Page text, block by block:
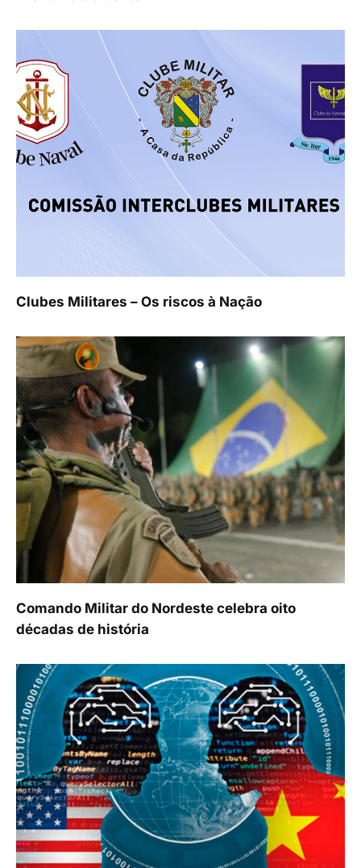
Clubes Militares – Os riscos à Nação
Comando Militar do Nordeste celebra oito
décadas de história